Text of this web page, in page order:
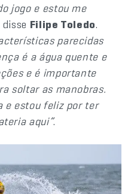
jogo e estou me
disse Filipe Toledo.
parecidas
é a água quente e
e é importante
soltar as manobras.
e estou feliz por ter
aqui”.